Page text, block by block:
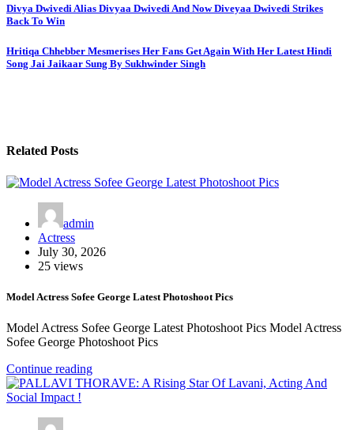
Post
navigation
Divya Dwivedi Alias Divyaa Dwivedi And Now Diveyaa Dwivedi Strikes
Back To Win
Hritiqa Chhebber Mesmerises Her Fans Get Again With Her Latest Hindi
Song Jai Jaikaar Sung By Sukhwinder Singh
Related Posts
admin
Actress
July 30, 2026
25 views
Model Actress Sofee George Latest Photoshoot Pics
Model Actress Sofee George Latest Photoshoot Pics Model Actress
Sofee George Photoshoot Pics
Continue reading